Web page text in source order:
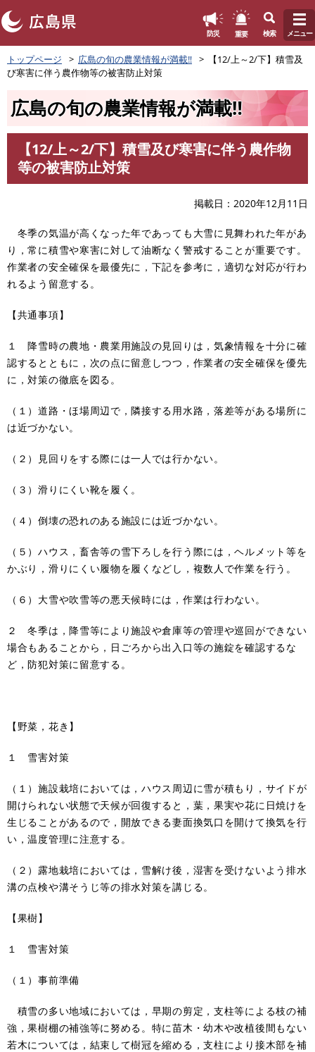
ペ
ー
ジ
防災 重要 検索 メニュー
トップページ 広島の旬の農業情報が満載‼
【12/上～2/下】積雪及
び寒害に伴う農作物等の被害防止対策
広島の旬の農業情報が満載‼
【12/上～2/下】積雪及び寒害に伴う農作物
等の被害防止対策
掲載日 2020年12月11日
冬季の気温が高くなった年であっても大雪に見舞われた年があ
り，常に積雪や寒害に対して油断なく警戒することが重要です。
作業者の安全確保を最優先に，下記を参考に，適切な対応が行わ
れるよう留意する。
【共通事項】
１ 降雪時の農地・農業用施設の見回りは，気象情報を十分に確
認するとともに，次の点に留意しつつ，作業者の安全確保を優先
に，対策の徹底を図る。
（１）道路・ほ場周辺で，隣接する用水路，落差等がある場所に
は近づかない。
（２）見回りをする際には一人では行かない。
（３）滑りにくい靴を履く。
（４）倒壊の恐れのある施設には近づかない。
（５）ハウス，畜舎等の雪下ろしを行う際には，ヘルメット等を
かぶり，滑りにくい履物を履くなどし，複数人で作業を行う。
（６）大雪や吹雪等の悪天候時には，作業は行わない。
２ 冬季は，降雪等により施設や倉庫等の管理や巡回ができない
場合もあることから，日ごろから出入口等の施錠を確認するな
ど，防犯対策に留意する。
【野菜，花き】
１ 雪害対策
（１）施設栽培においては，ハウス周辺に雪が積もり，サイドが
開けられない状態で天候が回復すると，葉，果実や花に日焼けを
生じることがあるので，開放できる妻面換気口を開けて換気を行
い，温度管理に注意する。
（２）露地栽培においては，雪解け後，湿害を受けないよう排水
溝の点検や溝そうじ等の排水対策を講じる。
【果樹】
１ 雪害対策
（１）事前準備
積雪の多い地域においては，早期の剪定，支柱等による枝の補
強，果樹棚の補強等に努める。特に苗木・幼木や改植後間もない
若木については，結束して樹冠を縮める，支柱により接木部を補